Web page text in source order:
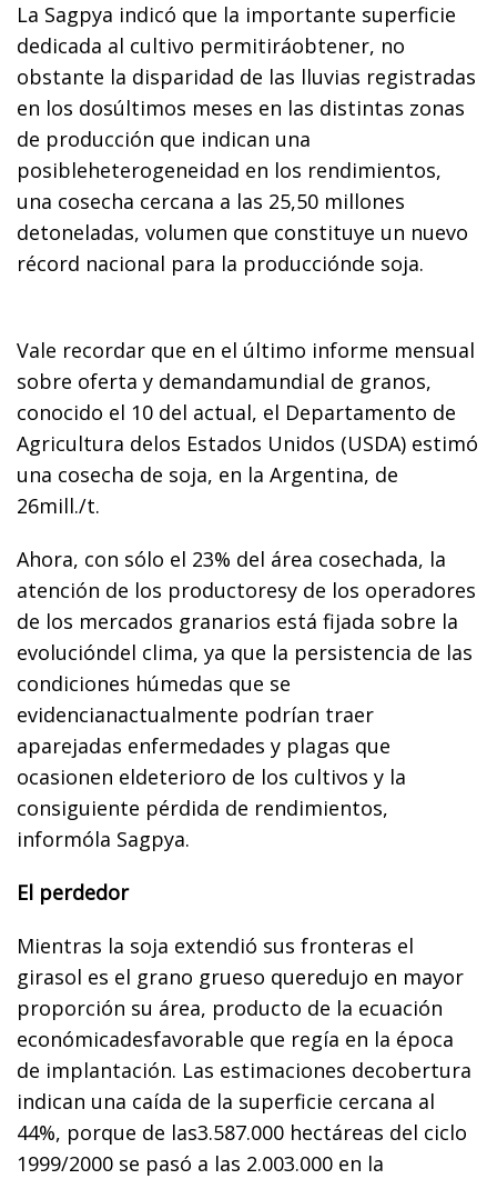
La Sagpya indicó que la importante superficie
dedicada al cultivo permitiráobtener, no
obstante la disparidad de las lluvias registradas
en los dosúltimos meses en las distintas zonas
de producción que indican una
posibleheterogeneidad en los rendimientos,
una cosecha cercana a las 25,50 millones
detoneladas, volumen que constituye un nuevo
récord nacional para la producciónde soja.
Vale recordar que en el último informe mensual
sobre oferta y demandamundial de granos,
conocido el 10 del actual, el Departamento de
Agricultura delos Estados Unidos (USDA) estimó
una cosecha de soja, en la Argentina, de
26mill./t.
Ahora, con sólo el 23% del área cosechada, la
atención de los productoresy de los operadores
de los mercados granarios está fijada sobre la
evolucióndel clima, ya que la persistencia de las
condiciones húmedas que se
evidencianactualmente podrían traer
aparejadas enfermedades y plagas que
ocasionen eldeterioro de los cultivos y la
consiguiente pérdida de rendimientos,
informóla Sagpya.
El perdedor
Mientras la soja extendió sus fronteras el
girasol es el grano grueso queredujo en mayor
proporción su área, producto de la ecuación
económicadesfavorable que regía en la época
de implantación. Las estimaciones decobertura
indican una caída de la superficie cercana al
44%, porque de las3.587.000 hectáreas del ciclo
1999/2000 se pasó a las 2.003.000 en la